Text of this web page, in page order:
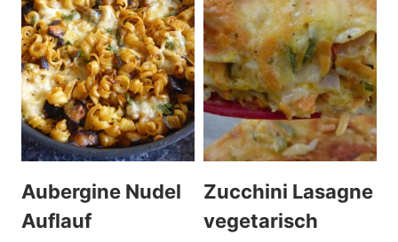
Aubergine Nudel
Auflauf
Zucchini Lasagne
vegetarisch